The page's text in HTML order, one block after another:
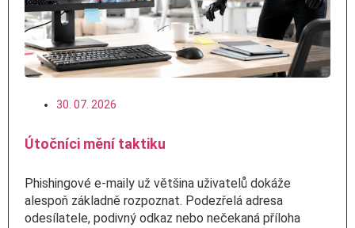
30. 07. 2026
Útočníci mění taktiku
Phishingové e-maily už většina uživatelů dokáže
alespoň základně rozpoznat. Podezřelá adresa
odesílatele, podivný odkaz nebo nečekaná příloha